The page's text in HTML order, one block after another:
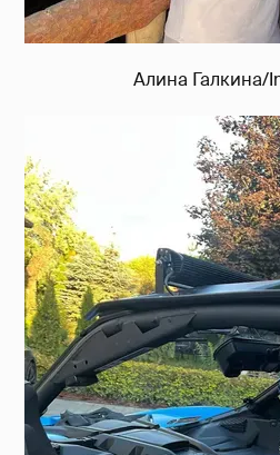
Алина Галкина/